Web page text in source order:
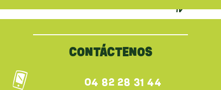
CONTÁCTENOS
04 82 28 31 44